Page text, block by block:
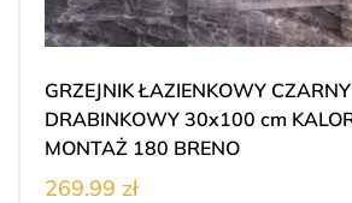
GRZEJNIK ŁAZIENKOWY CZARNY
DRABINKOWY 30x100 cm KALORYFER
MONTAŻ 180 BRENO
269.99 zł